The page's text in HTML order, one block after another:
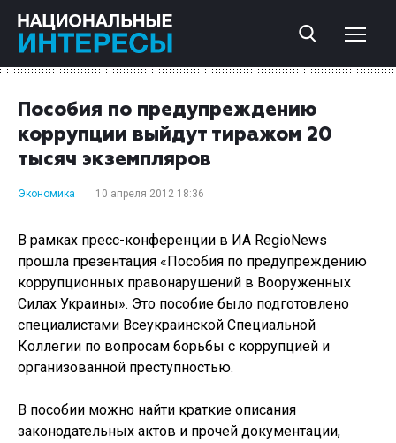
Пособия по предупреждению
коррупции выйдут тиражом 20
тысяч экземпляров
Экономика 10 апреля 2012 18:36
В рамках пресс-конференции в ИА RegioNews
прошла презентация «Пособия по предупреждению
коррупционных правонарушений в Вооруженных
Силах Украины». Это пособие было подготовлено
специалистами Всеукраинской Специальной
Коллегии по вопросам борьбы с коррупцией и
организованной преступностью.
В пособии можно найти краткие описания
законодательных актов и прочей документации,